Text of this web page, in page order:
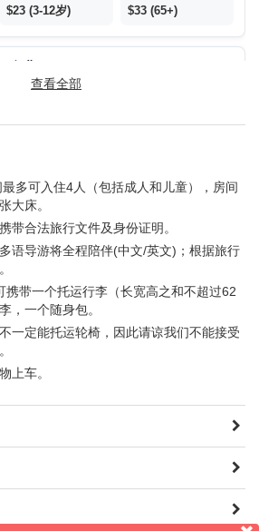
建议不要预订行程结束当天的航班。
为300 W 31st St, New York, NY 10001。
$23 (3-12岁) $33 (65+)
$20 (3-12岁)
，请通过现金、Venmo、Zelle 或
游将负责安排团体票/活动。
通知。
使用City Pass，门票请跟导游团上购
查看全部
多可入住4人（包括成人和儿童），房间
大床。
带合法旅行文件及身份证明。
语导游将全程陪伴(中文/英文)；根据旅行
携带一个托运行李（长宽高之和不超过62
，一个随身包。
一定能托运轮椅，因此请谅我们不能接受
上车。